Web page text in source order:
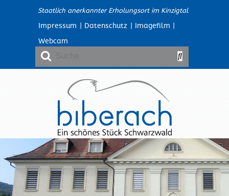
Staatlich anerkannter Erholungsort im Kinzigtal
Impressum | Datenschutz | Imagefilm |
Webcam